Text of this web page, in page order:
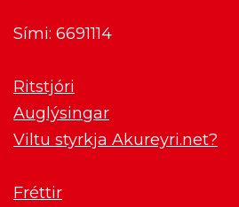
Sími: 6691114
Ritstjóri
Auglýsingar
Viltu styrkja Akureyri.net?
Fréttir